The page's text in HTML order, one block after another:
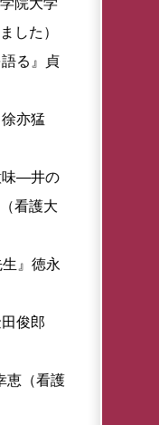
した）
る』貞
亦猛
味―井の
看護大
』徳永
俊郎
恵（看護